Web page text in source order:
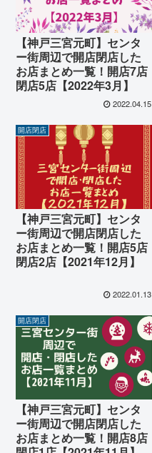
【神戸三宮元町】センタ
ー街周辺で開店閉店した
お店まとめ一覧！開店7店
閉店5店【2022年3月】
2022.04.15
開店閉店
【神戸三宮元町】センタ
ー街周辺で開店閉店した
お店まとめ一覧！開店5店
閉店2店【2021年12月】
2022.01.13
開店閉店
【神戸三宮元町】センタ
ー街周辺で開店閉店した
お店まとめ一覧！開店8店